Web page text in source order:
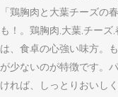
「鶏胸肉と大葉チーズの
も！。鶏胸肉,大葉,チー
は、食卓の心強い味方。
が少ないのが特徴です。
ければ、しっとりおいし